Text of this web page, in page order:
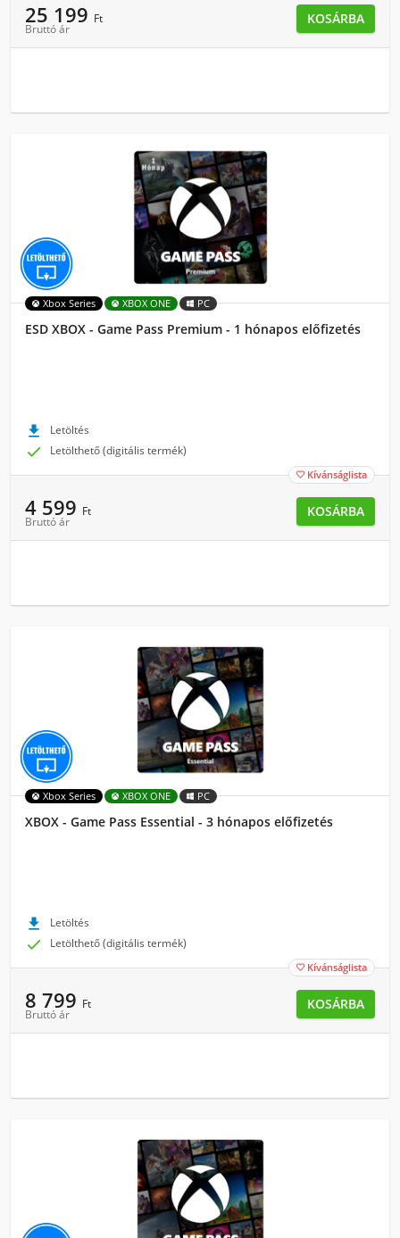
25 199 Ft
Bruttó ár
KOSÁRBA
Xbox Series XBOX ONE PC
ESD XBOX - Game Pass Premium - 1 hónapos előfizetés
 Letöltés
 Letölthető (digitális termék)
 Kívánságlista
4 599 Ft
Bruttó ár
KOSÁRBA
Xbox Series XBOX ONE PC
XBOX - Game Pass Essential - 3 hónapos előfizetés
 Letöltés
 Letölthető (digitális termék)
 Kívánságlista
8 799 Ft
Bruttó ár
KOSÁRBA